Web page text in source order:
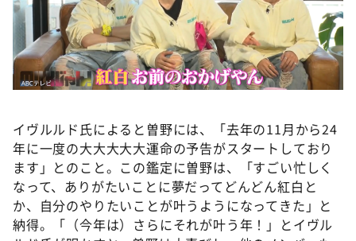
イヴルルド氏によると曽野には、「去年の11月から24
年に一度の大大大大大運命の予告がスタートしており
ます」とのこと。この鑑定に曽野は、「すごい忙しく
なって、ありがたいことに夢だってどんどん紅白と
か、自分のやりたいことが叶うようになってきた」と
納得。「（今年は）さらにそれが叶う年！」とイヴル